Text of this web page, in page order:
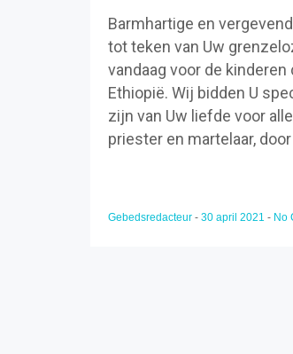
Barmhartige en
tot teken van Uw
vandaag voor de
Ethiopië. Wij bidden U
zijn van Uw liefde voor
priester en martelaar,
Gebedsredacteur - 30 april 2021 - No